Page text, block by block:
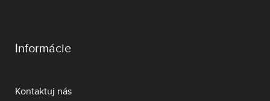
Informácie
Kontaktuj nás